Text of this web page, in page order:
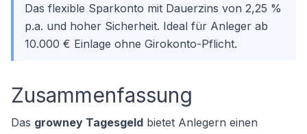
Das flexible Sparkonto mit Dauerzins von 2,25 %
p.a. und hoher Sicherheit. Ideal für Anleger ab
10.000 € Einlage ohne Girokonto-Pflicht.
Zusammenfassung
Das growney Tagesgeld bietet Anlegern einen